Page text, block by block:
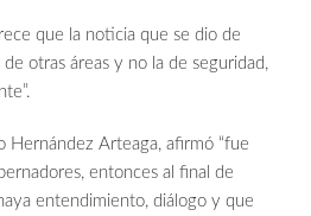
que la noticia que se dio de
otras áreas y no la de seguridad,
Hernández Arteaga, afirmó “fue
entonces al final de
entendimiento, diálogo y que